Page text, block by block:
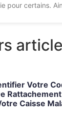
pour certains.
Votre
Caisse